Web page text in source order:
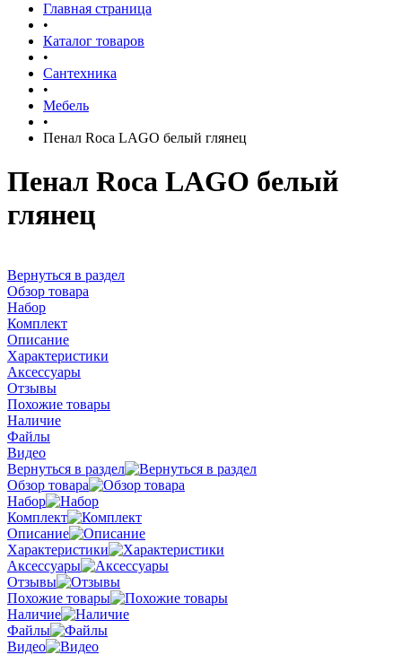
Главная страница
•
Каталог товаров
•
Сантехника
•
Мебель
•
Пенал Roca LAGO белый глянец
Пенал Roca LAGO белый
глянец
Вернуться в раздел
Обзор товара
Набор
Комплект
Описание
Характеристики
Аксессуары
Отзывы
Похожие товары
Наличие
Файлы
Видео
Вернуться в раздел
Обзор товара
Набор
Комплект
Описание
Характеристики
Аксессуары
Отзывы
Похожие товары
Наличие
Файлы
Видео